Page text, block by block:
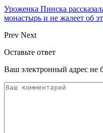
Уроженка Пинска
монастырь и не жалеет об
Prev Next
Оставьте ответ
Ваш электронный адрес не